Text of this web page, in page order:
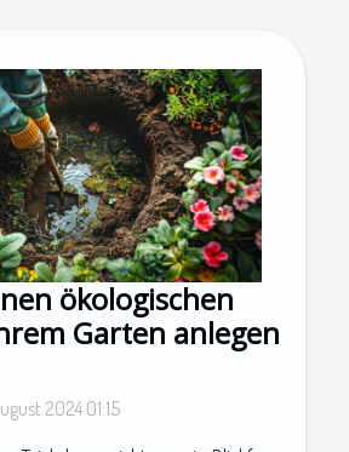
ökologischen
Garten anlegen
2024 01:15